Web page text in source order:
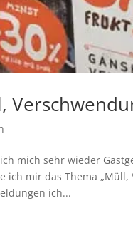
mich sehr wieder
ich mir das Thema
ich...